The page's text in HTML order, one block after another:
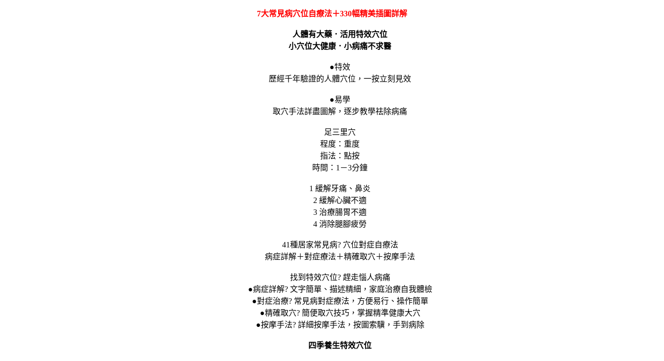
7大常見病穴位自療法＋330幅精美插圖詳解
人體有大藥．活用特效穴位
小穴位大健康．小病痛不求醫
●特效
歷經千年驗證的人體穴位，一按立刻見效
●易學
取穴手法詳盡圖解，逐步教學祛除病痛
足三里穴
程度：重度
指法：點按
時間：1－3分鐘
1 緩解牙痛、鼻炎
2 緩解心臟不適
3 治療腸胃不適
4 消除腿腳疲勞
41種居家常見病? 穴位對症自療法
病症詳解＋對症療法＋精確取穴＋按摩手法
找到特效穴位? 趕走惱人病痛
●病症詳解? 文字簡單、描述精細，家庭治療自我體檢
●對症治療? 常見病對症療法，方便易行、操作簡單
●精確取穴? 簡便取穴技巧，掌握精準健康大穴
●按摩手法? 詳細按摩手法，按圖索驥，手到病除
四季養生特效穴位